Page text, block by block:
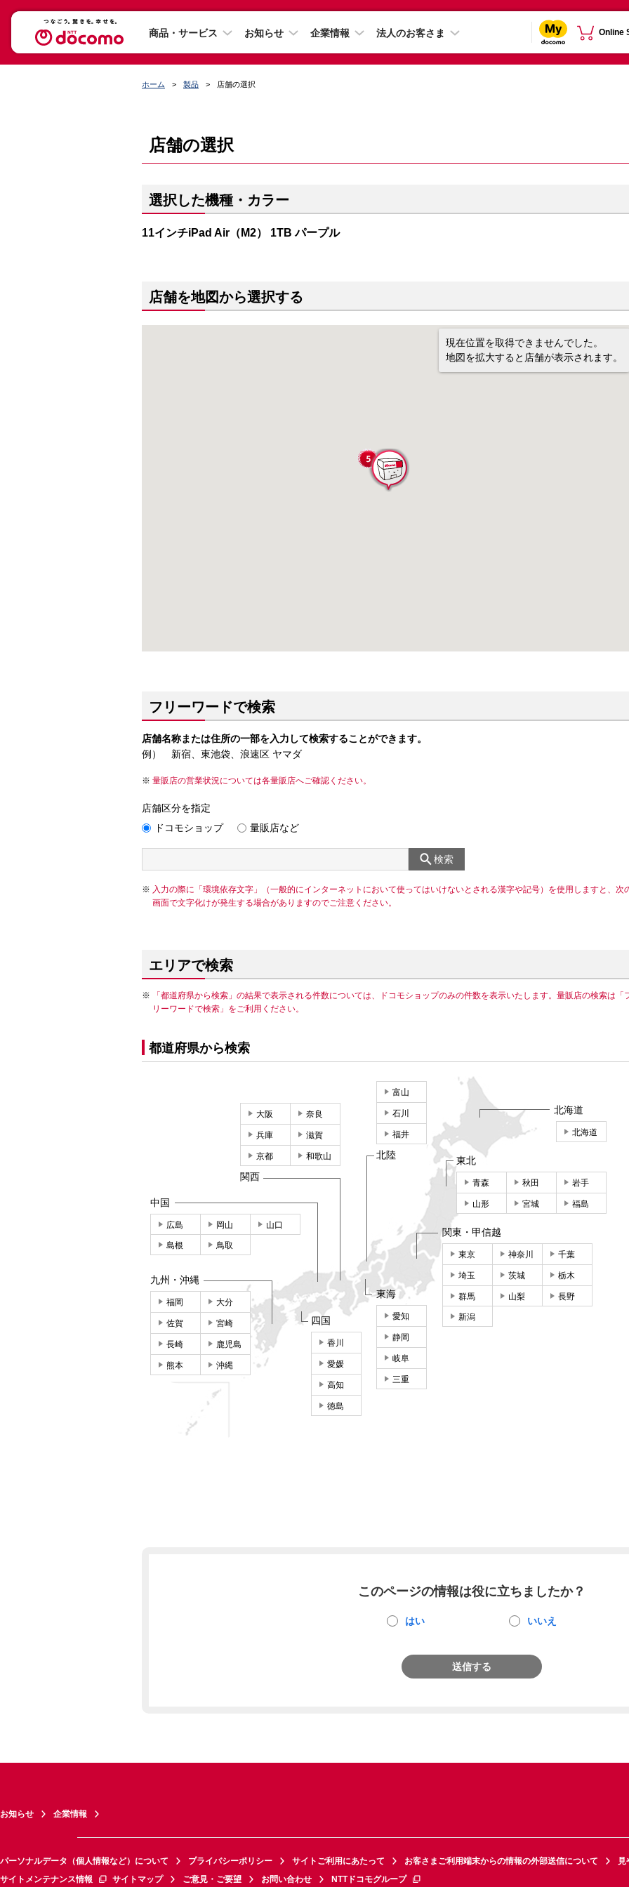
商品・サービス お知らせ 企業情報 法人のお客さま Online
ホーム 製品 店舗の選択
店舗の選択
選択した機種・カラー
11インチiPad Air（M2） 1TB パープル
店舗を地図から選択する
現在位置を取得できませんでした。
地図を拡大すると店舗が表示されます。
フリーワードで検索
店舗名称または住所の一部を入力して検索することができます。
例） 新宿、東池袋、浪速区 ヤマダ
量販店の営業状況については各量販店へご確認ください。
店舗区分を指定
ドコモショップ
量販店など
検索
入力の際に「環境依存文字」（一般的にインターネットにおいて使ってはいけないとされる漢字や記号）を使用しますと、次
画面で文字化けが発生する場合がありますのでご注意ください。
エリアで検索
「都道府県から検索」の結果で表示される件数については、ドコモショップのみの件数を表示いたします。量販店の検索は「
リーワードで検索」をご利用ください。
都道府県から検索
北海道
北海道
東北
青森 秋田 岩手
山形 宮城 福島
関東・甲信越
東京 神奈川 千葉
埼玉 茨城 栃木
群馬 山梨 長野
新潟
東海
愛知
静岡
岐阜
三重
富山
石川
福井
北陸
大阪 奈良
兵庫 滋賀
京都 和歌山
関西
中国
広島 岡山 山口
島根 鳥取
四国
香川
愛媛
高知
徳島
九州・沖縄
福岡 大分
佐賀 宮崎
長崎 鹿児島
熊本 沖縄
このページの情報は役に立ちましたか？
はい いいえ
送信する
お知らせ 企業情報
パーソナルデータ（個人情報など）について プライバシーポリシー サイトご利用にあたって お客さまご利用端末からの情報の外部送信について
見
サイトメンテナンス情報
サイトマップ ご意見・ご要望 お問い合わせ NTTドコモグループ